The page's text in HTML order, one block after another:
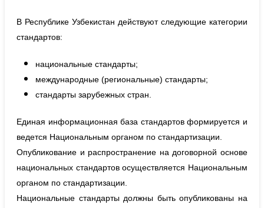
В Республике Узбекистан действуют следующие категории
стандартов:
национальные стандарты;
международные (региональные) стандарты;
стандарты зарубежных стран.
Единая информационная база стандартов формируется и
ведется Национальным органом по стандартизации.
Опубликование и распространение на договорной основе
национальных стандартов осуществляется Национальным
органом по стандартизации.
Национальные стандарты должны быть опубликованы на